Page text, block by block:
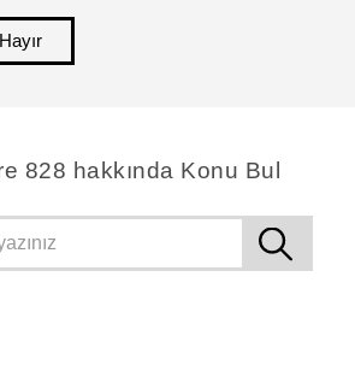
Hayır
828 hakkında Konu Bul